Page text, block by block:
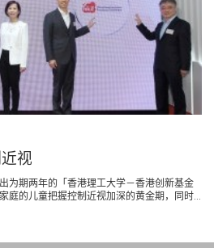
视
为期两年的「香港理工大学－香港创新基金
庭的儿童把握控制近视加深的黄金期，同时...